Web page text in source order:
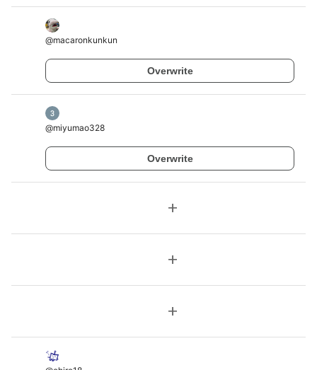
@macaronkunkun
Overwrite
@miyumao328
Overwrite
add
add
add